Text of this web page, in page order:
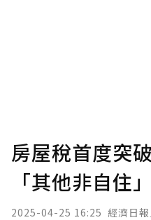
房屋稅首度突
「其他非自住
2025-04-25 16:25 經濟日